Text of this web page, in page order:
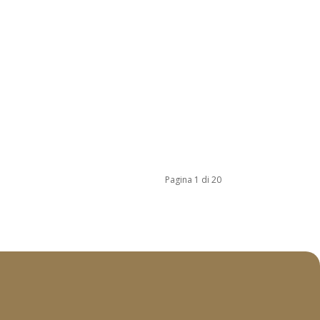
Pagina 1 di 20